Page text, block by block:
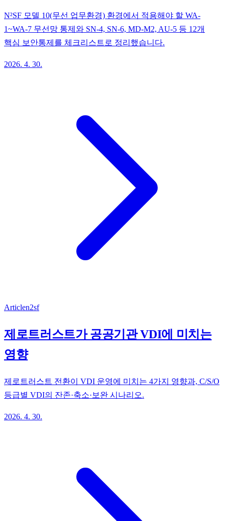
N²SF 모델 10(무선 업무환경) 환경에서 적용해야 할 WA-
1~WA-7 무선망 통제와 SN-4, SN-6, MD-M2, AU-5 등 12개
핵심 보안통제를 체크리스트로 정리했습니다.
2026. 4. 30.
Articlen2sf
제로트러스트가 공공기관 VDI에 미치는
영향
제로트러스트 전환이 VDI 운영에 미치는 4가지 영향과, C/S/O
등급별 VDI의 잔존·축소·보완 시나리오.
2026. 4. 30.